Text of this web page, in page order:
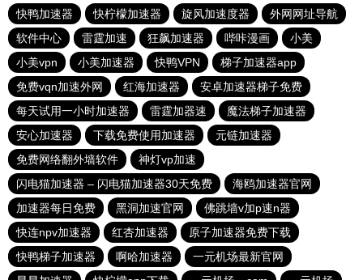
快鸭加速器
快柠檬加速器 旋风加速度器
外网网址导航
软件中心
雷霆加速 狂飙加速器 哔咔漫画
小美
小美vpn
小美加速器 快鸭VPN
梯子加速器app
免费vqn加速外网
红海加速器
安卓加速器梯子免费
每天试用一小时加速器
雷霆加器速
魔法梯子加速器
安心加速器
下载免费使用加速器
元链加速器
免费网络翻外墙软件
神灯vp加速
闪电猫加速器 – 闪电猫加速器30天免费
海鸥加速器官网
加速器每日免费
黑洞加速官网
佛跳墙v加p速n器
快连npv加速器
红杏加速器
原子加速器免费下载
快鸭梯子加速器
啊哈加速器
一元机场最新官网